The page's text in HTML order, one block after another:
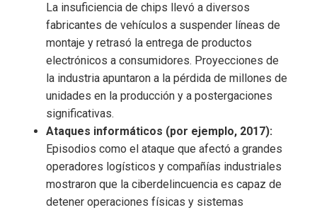
La insuficiencia de chips llevó a diversos
fabricantes de vehículos a suspender líneas de
montaje y retrasó la entrega de productos
electrónicos a consumidores. Proyecciones de
la industria apuntaron a la pérdida de millones de
unidades en la producción y a postergaciones
significativas.
Ataques informáticos (por ejemplo, 2017):
Episodios como el ataque que afectó a grandes
operadores logísticos y compañías industriales
mostraron que la ciberdelincuencia es capaz de
detener operaciones físicas y sistemas